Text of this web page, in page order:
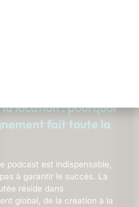
location : pourquoi
fait toute la
podcast est indispensable,
à garantir le succès. La
réside dans
global, de la création à la